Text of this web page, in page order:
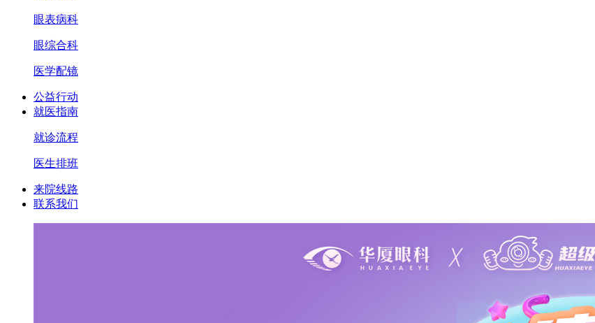
眼表病科
眼综合科
医学配镜
公益行动
就医指南
就诊流程
医生排班
来院线路
联系我们